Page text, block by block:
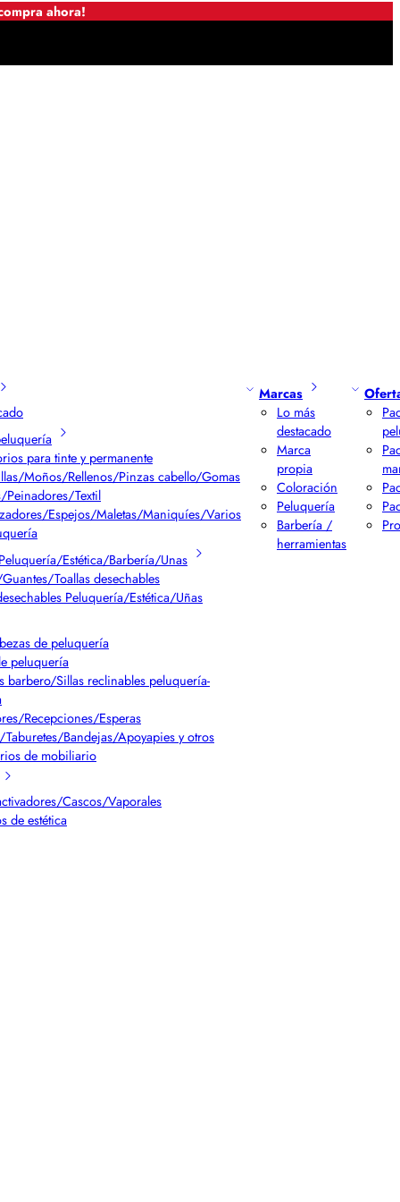
ahora!
para tinte y permanente
Moños/Rellenos/Pinzas cabello/Gomas
Peinadores/Textil
Espejos/Maletas/Maniquíes/Varios
Estética/Barbería/Unas
Toallas desechables
Peluquería/Estética/Uñas
de peluquería
peluquería
barbero/Sillas reclinables peluquería-
Recepciones/Esperas
Bandejas/Apoyapies y otros
de mobiliario
Cascos/Vaporales
de estética
Marcas
Lo más
destacado
Marca
propia
Coloración
Peluquería
Barbería /
herramientas